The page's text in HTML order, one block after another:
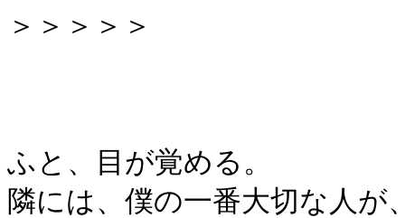
＞＞＞＞＞
ふと、目が覚める。
隣には、僕の一番大切な人が